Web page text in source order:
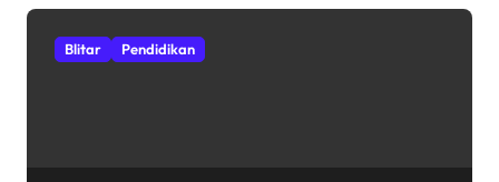
Blitar Pendidikan